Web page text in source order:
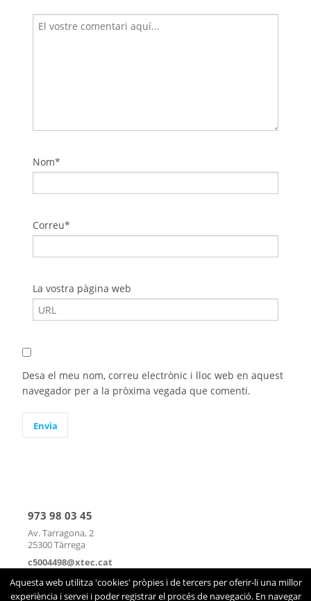
Nom*
Correu*
La vostra pàgina web
Desa el meu nom, correu electrònic i lloc web en aquest
navegador per a la pròxima vegada que comenti.
973 98 03 45
Av. Tarragona, 2
25300 Tàrrega
c5004498@xtec.cat
mapa
| contacte
Aquesta web utilitza 'cookies' pròpies i de tercers per oferir-li una millor
experiència i servei i poder registrar el procés de navegació. En navegar